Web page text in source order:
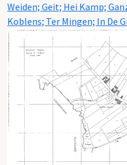
Weiden; Geit; Hei Kamp;
Koblens; Ter Mingen; In De